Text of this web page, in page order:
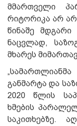
მმართველი
რიტორიკა არ
წინაშე მდგარი
ნაცვლად,
მხარეს
განმარტა და
2020 წლის
ხმების
საკითხებზე.